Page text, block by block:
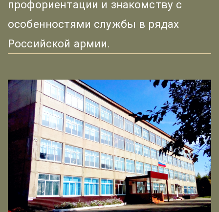
профориентации и знакомству с
особенностями службы в рядах
Российской армии.